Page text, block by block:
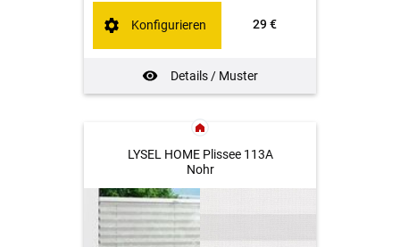
29 €
Details / Muster
Konfigurieren
LYSEL HOME Plissee 113A
Nohr